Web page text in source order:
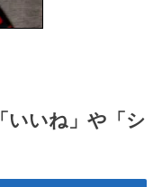
いいね」や「シ